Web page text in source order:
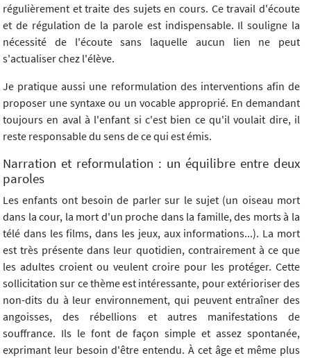
régulièrement et traite des sujets en cours. Ce travail d'écoute
et de régulation de la parole est indispensable. Il souligne la
nécessité de l'écoute sans laquelle aucun lien ne peut
s'actualiser chez l'élève.
Je pratique aussi une reformulation des interventions afin de
proposer une syntaxe ou un vocable approprié. En demandant
toujours en aval à l'enfant si c'est bien ce qu'il voulait dire, il
reste responsable du sens de ce qui est émis.
Narration et reformulation : un équilibre entre deux
paroles
Les enfants ont besoin de parler sur le sujet (un oiseau mort
dans la cour, la mort d'un proche dans la famille, des morts à la
télé dans les films, dans les jeux, aux informations...). La mort
est très présente dans leur quotidien, contrairement à ce que
les adultes croient ou veulent croire pour les protéger. Cette
sollicitation sur ce thème est intéressante, pour extérioriser des
non-dits du à leur environnement, qui peuvent entraîner des
angoisses, des rébellions et autres manifestations de
souffrance. Ils le font de façon simple et assez spontanée,
exprimant leur besoin d'être entendu. À cet âge et même plus